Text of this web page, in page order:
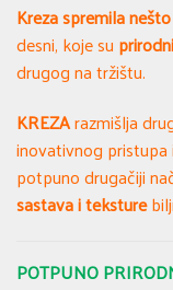
Kreza spremila
desni, koje su
drugog na tržištu.
KREZArazmišlja
inovativnog
potpuno drugačiji
sastava i teksture
POTPUNO